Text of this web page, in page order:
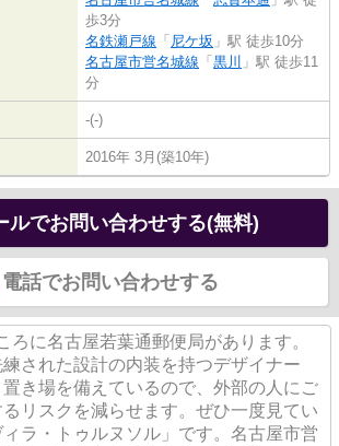
歩3分
名鉄瀬戸線 「 尼ケ坂 」駅 徒歩10分
名古屋市営名城線 「 黒川 」駅 徒歩11
分
-(-)
2016年 3月(築10年)
ルでお問い合わせする(無料)
電話でお問い合わせする
ろに名古屋若葉通郵便局があります。
された設計の内装を持つデザイナー
き場を備えているので、外部の人にご
リスクを減らせます。ぜひ一度見てい
ラ・トゥルヌソル」です。名古屋市営